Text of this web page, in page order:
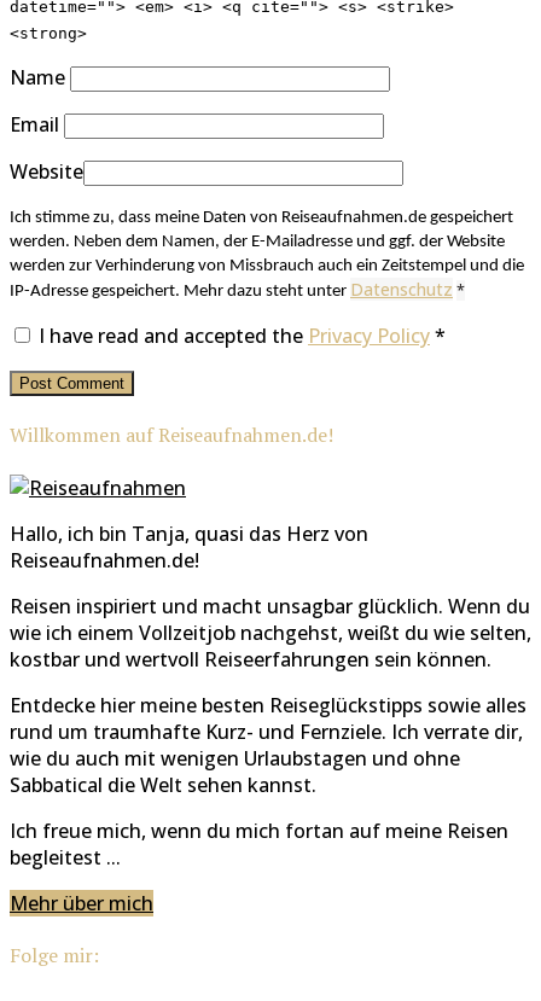
datetime=""> <em> <i> <q cite=""> <s> <strike>
<strong>
Name
Email
Website
Ich stimme zu, dass meine Daten von Reiseaufnahmen.de gespeichert
werden. Neben dem Namen, der E-Mailadresse und ggf. der Website
werden zur Verhinderung von Missbrauch auch ein Zeitstempel und die
IP-Adresse gespeichert. Mehr dazu steht unter Datenschutz *
I have read and accepted the Privacy Policy*
Willkommen auf Reiseaufnahmen.de!
Hallo, ich bin Tanja, quasi das Herz von
Reiseaufnahmen.de!
Reisen inspiriert und macht unsagbar glücklich. Wenn du
wie ich einem Vollzeitjob nachgehst, weißt du wie selten,
kostbar und wertvoll Reiseerfahrungen sein können.
Entdecke hier meine besten Reiseglückstipps sowie alles
rund um traumhafte Kurz- und Fernziele. Ich verrate dir,
wie du auch mit wenigen Urlaubstagen und ohne
Sabbatical die Welt sehen kannst.
Ich freue mich, wenn du mich fortan auf meine Reisen
begleitest ...
Mehr über mich
Folge mir: